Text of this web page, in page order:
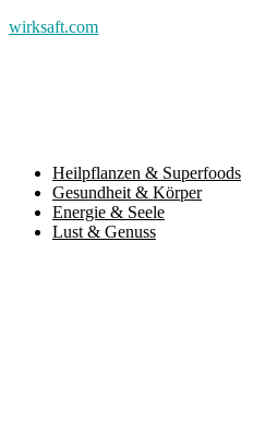
wirksaft.com
Heilpflanzen & Superfoods
Gesundheit & Körper
Energie & Seele
Lust & Genuss